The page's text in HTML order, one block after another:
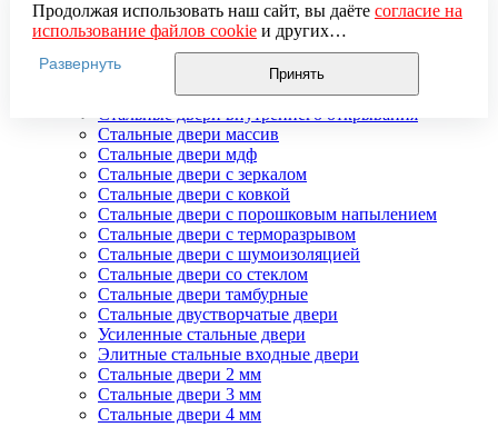
Стальная дверь в дом
Стальная дверь на дачу
Стальные взломостойкие двери
Стальные входные двери в квартиру
Стальные двери в подъезд
Стальные двери внутреннего открывания
Стальные двери массив
Стальные двери мдф
Стальные двери с зеркалом
Стальные двери с ковкой
Стальные двери с порошковым напылением
Стальные двери с терморазрывом
Стальные двери с шумоизоляцией
Стальные двери со стеклом
Стальные двери тамбурные
Стальные двустворчатые двери
Усиленные стальные двери
Элитные стальные входные двери
Стальные двери 2 мм
Стальные двери 3 мм
Стальные двери 4 мм
Продолжая использовать наш сайт, вы даёте согласие на
использование файлов cookieи других
пользовательских данных (включая IP-адрес, сведения о
местоположении, устройстве, действиях на сайте и т. п.)
для функционирования сайта, проведения
использования систем аналитики (например,
Яндекс.Метрика), в соответствии с нашей
обработки персональных данных.
Если вы не хотите, чтобы ваши данные обрабатывались,
настройте ограничения в браузере или покиньте сайт.
Развернуть
Принять